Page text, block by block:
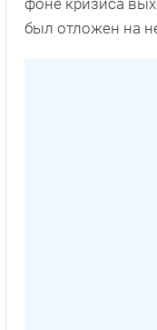
фоне кризиса
был отложен на